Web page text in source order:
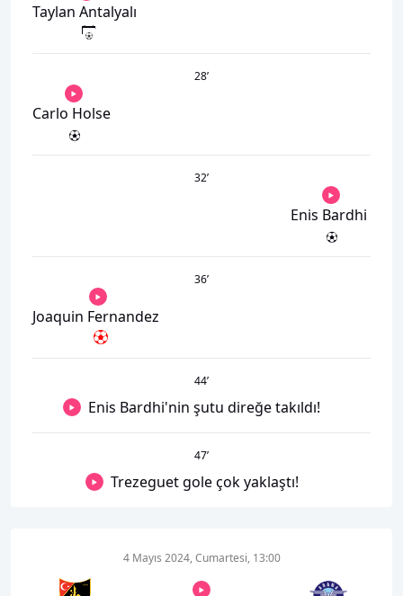
Taylan Antalyalı
28’
Carlo Holse
32’
Enis Bardhi
36’
Joaquin Fernandez
44’
Enis Bardhi'nin şutu direğe takıldı!
47’
Trezeguet gole çok yaklaştı!
4 Mayıs 2024, Cumartesi, 13:00